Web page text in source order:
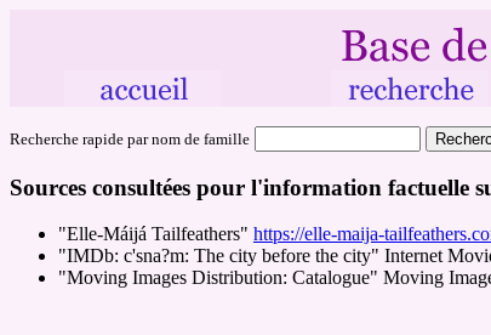
Recherche rapide par nom de famille
Sources consultées pour l'information factuelle
"Elle-Máijá Tailfeathers" https://elle-maija-
"IMDb: c'sna?m: The city before the city" Internet
"Moving Images Distribution: Catalogue" Moving